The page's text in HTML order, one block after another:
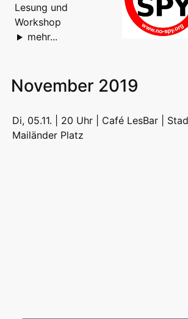
Lesung und
Workshop
mehr...
November 2019
Di, 05.11. | 20 Uhr | Café LesBar |
Mailänder Platz